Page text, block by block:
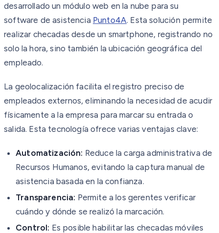
desarrollado un módulo web en la nube para su
software de asistencia Punto4A. Esta solución permite
realizar checadas desde un smartphone, registrando no
solo la hora, sino también la ubicación geográfica del
empleado.
La geolocalización facilita el registro preciso de
empleados externos, eliminando la necesidad de acudir
físicamente a la empresa para marcar su entrada o
salida. Esta tecnología ofrece varias ventajas clave:
Automatización: Reduce la carga administrativa de
Recursos Humanos, evitando la captura manual de
asistencia basada en la confianza.
Transparencia: Permite a los gerentes verificar
cuándo y dónde se realizó la marcación.
Control: Es posible habilitar las checadas móviles